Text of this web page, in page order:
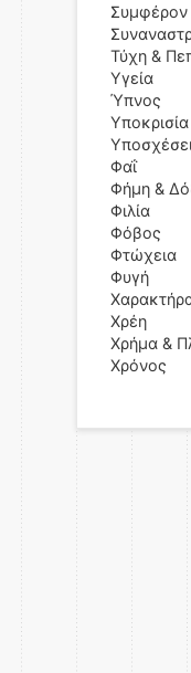
Συμφέρον
Τύχη &
Υγεία
Ύπνος
Υποκρισία
Φαΐ
Φήμη &
Φιλία
Φόβος
Φτώχεια
Φυγή
Χρέη
Χρήμα &
Χρόνος